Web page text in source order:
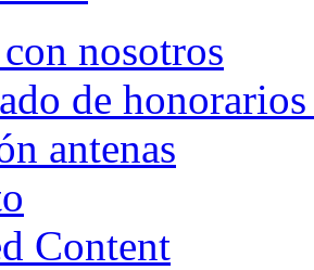
nosotros
de
antenas
Content